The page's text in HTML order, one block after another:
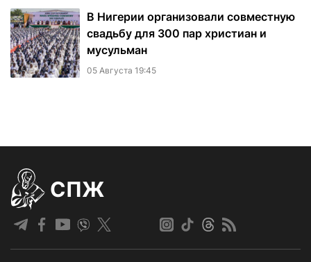
В Нигерии организовали совместную
свадьбу для 300 пар христиан и
мусульман
05 Августа 19:45
СПЖ